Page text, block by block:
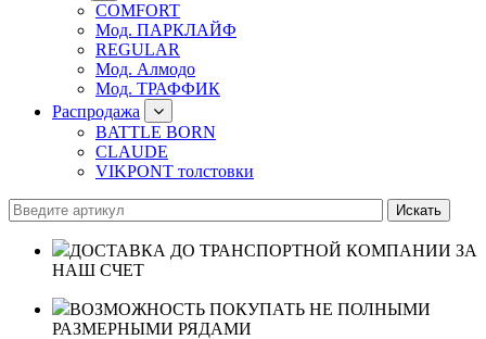
COMFORT
Мод. ПАРКЛАЙФ
REGULAR
Мод. Алмодо
Мод. ТРАФФИК
Распродажа
BATTLE BORN
CLAUDE
VIKPONT толстовки
ДОСТАВКА ДО ТРАНСПОРТНОЙ КОМПАНИИ ЗА
НАШ СЧЕТ
ВОЗМОЖНОСТЬ ПОКУПАТЬ НЕ ПОЛНЫМИ
РАЗМЕРНЫМИ РЯДАМИ